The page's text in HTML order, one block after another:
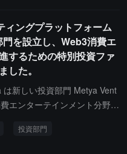
日の固定収益が得られる流
ル内ではチェーン上のステー
グ時間が延びるにつれて、毎
ユーザーはより高い複利リ
品は、参加のハードルをさら
せました。
ィングプラットフォーム
を設立し、Web3消費エ
するための特別投資ファ
した。
新しい投資部門 Metya Vent
エンターテインメント分野に
投資に特化し、資金支援、
投資部門